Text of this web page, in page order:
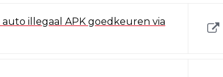
illegaal APK goedkeuren via